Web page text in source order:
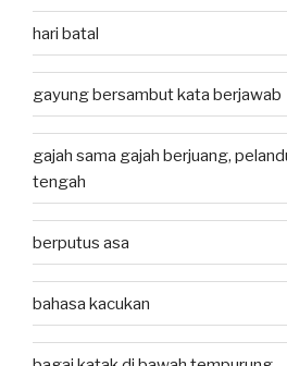
hari batal
gayung bersambut kata berjawab
gajah sama gajah berjuang,
tengah
berputus asa
bahasa kacukan